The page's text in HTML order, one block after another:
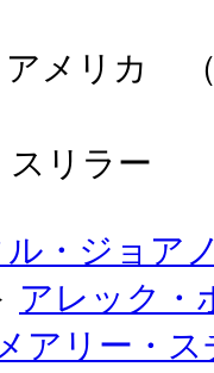
メリカ （
スリラー
ル・ジョア
アレック・
メアリー・